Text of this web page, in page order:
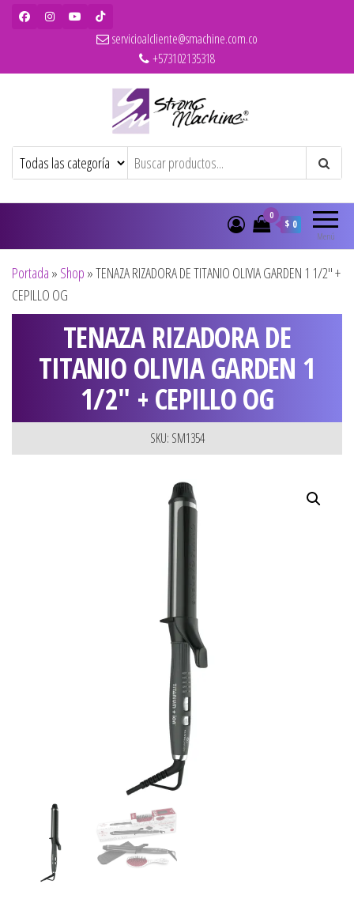
servicioalcliente@smachine.com.co
+573102135318
Strong Machine – BaBylissPRO – WAHL
– Olivia Garden
Ventas de secadores, planchas, rizadores,
maquinas de corte, pitilleras, tijeras,
peluquería y barbería
Menú
0
$ 0
Portada » Shop »TENAZA RIZADORA DE TITANIO OLIVIA GARDEN 1 1/2″ +
CEPILLO OG
TENAZA RIZADORA DE
TITANIO OLIVIA GARDEN 1
1/2″ + CEPILLO OG
SKU: SM1354